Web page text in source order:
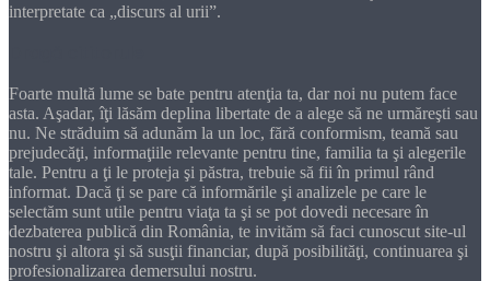
interpretate ca „discurs al urii”.
Foarte multă lume se bate pentru atenţia ta, dar noi nu putem face
asta. Aşadar, îţi lăsăm deplina libertate de a alege să ne urmăreşti sau
nu. Ne străduim să adunăm la un loc, fără conformism, teamă sau
prejudecăţi, informaţiile relevante pentru tine, familia ta şi alegerile
tale. Pentru a ţi le proteja şi păstra, trebuie să fii în primul rând
informat. Dacă ţi se pare că informările şi analizele pe care le
selectăm sunt utile pentru viaţa ta şi se pot dovedi necesare în
dezbaterea publică din România, te invităm să faci cunoscut site-ul
nostru şi altora şi să susţii financiar, după posibilităţi, continuarea şi
profesionalizarea demersului nostru.